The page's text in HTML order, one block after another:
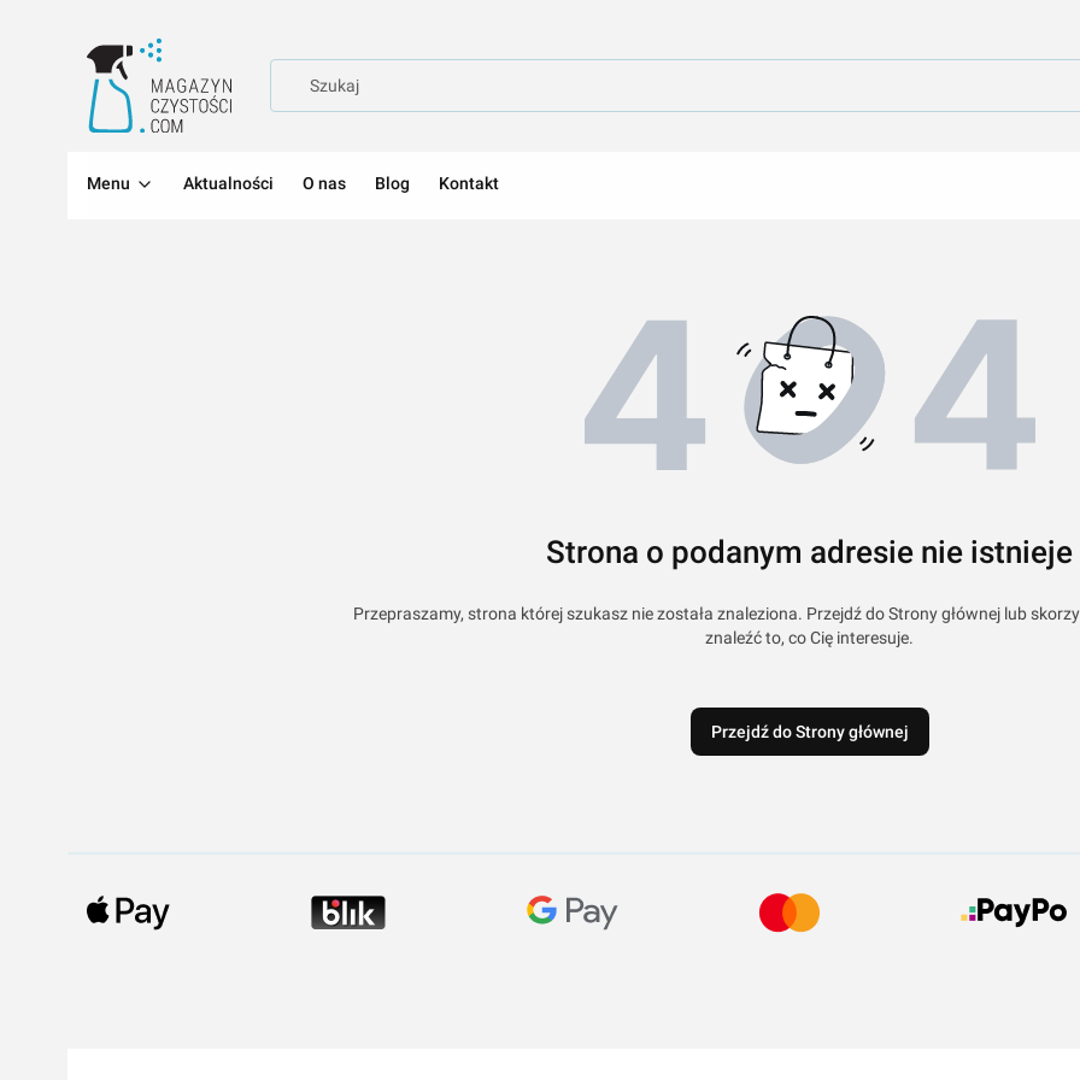
Menu Aktualności O nas Blog Kontakt
Strona o podanym adresie nie istnieje
Przepraszamy, strona której szukasz nie została znaleziona. Przejdź do Strony głównej lub
znaleźć to, co Cię interesuje.
Przejdź do Strony głównej